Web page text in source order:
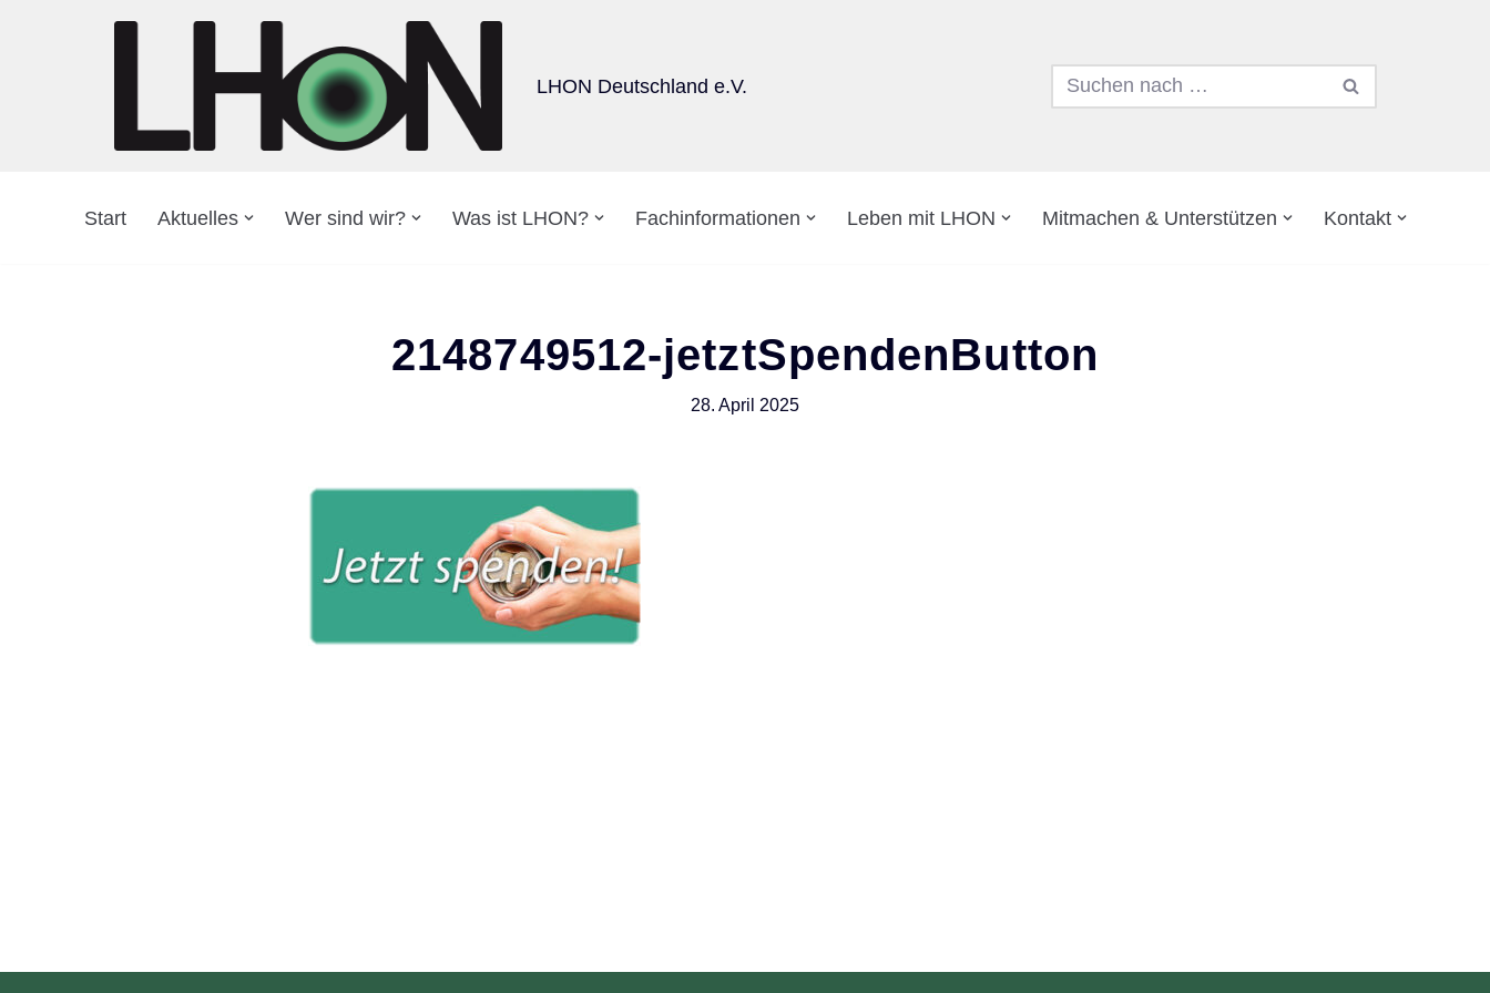
LHON Deutschland e.V.
Start Aktuelles Wer sind wir? Was ist LHON? Fachinformationen Leben mit LHON Mitmachen & Unterstützen Kontakt
2148749512-jetztSpendenButton
28. April 2025